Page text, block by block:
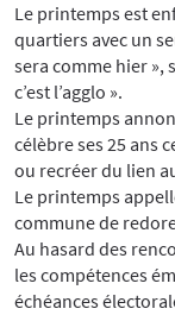
Le printemps est
quartiers avec un
sera comme hier »,
c’est l’agglo ».
Le printemps
célèbre ses 25 ans
ou recréer du lien
Le printemps
commune de
Au hasard des
les compétences
échéances